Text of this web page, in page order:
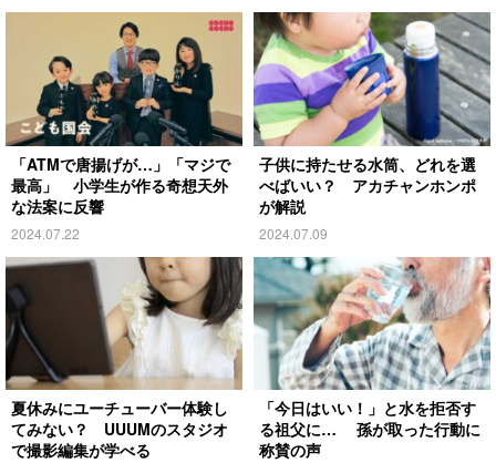
「ATMで唐揚げが…」「マジで
最高」 小学生が作る奇想天外
な法案に反響
2024.07.22
子供に持たせる水筒、どれを選
べばいい？ アカチャンホンポ
が解説
2024.07.09
夏休みにユーチューバー体験し
てみない？ UUUMのスタジオ
で撮影編集が学べる
「今日はいい！」と水を拒否す
る祖父に… 孫が取った行動に
称賛の声